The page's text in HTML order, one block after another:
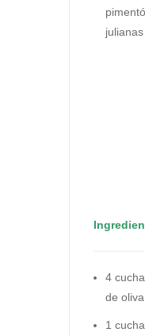
4
de oliva
1